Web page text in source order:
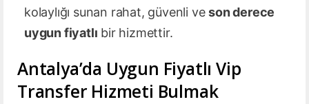
kolaylığı sunan rahat, güvenli veson derece
uygun fiyatlı bir hizmettir.
Antalya’da Uygun Fiyatlı Vip
Transfer Hizmeti Bulmak